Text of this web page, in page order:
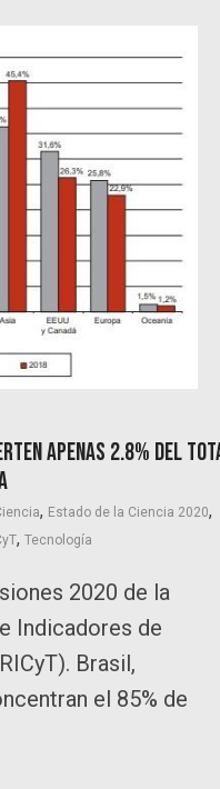
apenas 2.8% del
, Estado de la Ciencia 2020,
, Tecnología
2020 de la
Indicadores de
Brasil,
el 85% de